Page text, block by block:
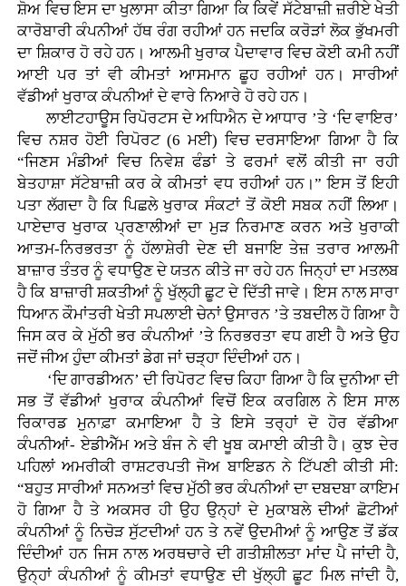
ਸ਼ੋਅ ਵਿਚ ਇਸ ਦਾ ਖੁਲਾਸਾ ਕੀਤਾ ਗਿਆ ਕਿ ਕਿਵੇਂ ਸੱਟੇਬਾਜ਼ੀ ਜ਼ਰੀਏ ਖੇਤੀ
ਕਾਰੋਬਾਰੀ ਕੰਪਨੀਆਂ ਹੱਥ ਰੰਗ ਰਹੀਆਂ ਹਨ ਜਦਕਿ ਕਰੋੜਾਂ ਲੋਕ ਭੁੱਖਮਰੀ
ਦਾ ਸ਼ਿਕਾਰ ਹੋ ਰਹੇ ਹਨ। ਆਲਮੀ ਖੁਰਾਕ ਪੈਦਾਵਾਰ ਵਿਚ ਕੋਈ ਕਮੀ ਨਹੀਂ
ਆਈ ਪਰ ਤਾਂ ਵੀ ਕੀਮਤਾਂ ਆਸਮਾਨ ਛੂਹ ਰਹੀਆਂ ਹਨ। ਸਾਰੀਆਂ
ਵੱਡੀਆਂ ਖੁਰਾਕ ਕੰਪਨੀਆਂ ਦੇ ਵਾਰੇ ਨਿਆਰੇ ਹੋ ਰਹੇ ਹਨ।
ਲਾਈਟਹਾਊਸ ਰਿਪੋਰਟਸ ਦੇ ਅਧਿਐਨ ਦੇ ਆਧਾਰ ’ਤੇ ‘ਦਿ ਵਾਇਰ’
ਵਿਚ ਨਸ਼ਰ ਹੋਈ ਰਿਪੋਰਟ (6 ਮਈ) ਵਿਚ ਦਰਸਾਇਆ ਗਿਆ ਹੈ ਕਿ
“ਜਿਣਸ ਮੰਡੀਆਂ ਵਿਚ ਨਿਵੇਸ਼ ਫੰਡਾਂ ਤੇ ਫਰਮਾਂ ਵਲੋਂ ਕੀਤੀ ਜਾ ਰਹੀ
ਬੇਤਹਾਸ਼ਾ ਸੱਟੇਬਾਜ਼ੀ ਕਰ ਕੇ ਕੀਮਤਾਂ ਵਧ ਰਹੀਆਂ ਹਨ।” ਇਸ ਤੋਂ ਇਹੀ
ਪਤਾ ਲੱਗਦਾ ਹੈ ਕਿ ਪਿਛਲੇ ਖੁਰਾਕ ਸੰਕਟਾਂ ਤੋਂ ਕੋਈ ਸਬਕ ਨਹੀਂ ਲਿਆ।
ਪਾਏਦਾਰ ਖੁਰਾਕ ਪ੍ਰਣਾਲੀਆਂ ਦਾ ਮੁੜ ਨਿਰਮਾਣ ਕਰਨ ਅਤੇ ਖੁਰਾਕੀ
ਆਤਮ-ਨਿਰਭਰਤਾ ਨੂੰ ਹੱਲਾਸ਼ੇਰੀ ਦੇਣ ਦੀ ਬਜਾਇ ਤੇਜ਼ ਤਰਾਰ ਆਲਮੀ
ਬਾਜ਼ਾਰ ਤੰਤਰ ਨੂੰ ਵਧਾਉਣ ਦੇ ਯਤਨ ਕੀਤੇ ਜਾ ਰਹੇ ਹਨ ਜਿਨ੍ਹਾਂ ਦਾ ਮਤਲਬ
ਹੈ ਕਿ ਬਾਜ਼ਾਰੀ ਸ਼ਕਤੀਆਂ ਨੂੰ ਖੁੱਲ੍ਹੀ ਛੂਟ ਦੇ ਦਿੱਤੀ ਜਾਵੇ। ਇਸ ਨਾਲ ਸਾਰਾ
ਧਿਆਨ ਕੌਮਾਂਤਰੀ ਖੇਤੀ ਸਪਲਾਈ ਚੇਨਾਂ ਉਸਾਰਨ ’ਤੇ ਤਬਦੀਲ ਹੋ ਗਿਆ ਹੈ
ਜਿਸ ਕਰ ਕੇ ਮੁੱਠੀ ਭਰ ਕੰਪਨੀਆਂ ’ਤੇ ਨਿਰਭਰਤਾ ਵਧ ਗਈ ਹੈ ਅਤੇ ਉਹ
ਜਦੋਂ ਜੀਅ ਹੁੰਦਾ ਕੀਮਤਾਂ ਡੇਗ ਜਾਂ ਚੜ੍ਹਾ ਦਿੰਦੀਆਂ ਹਨ।
‘ਦਿ ਗਾਰਡੀਅਨ’ ਦੀ ਰਿਪੋਰਟ ਵਿਚ ਕਿਹਾ ਗਿਆ ਹੈ ਕਿ ਦੁਨੀਆ ਦੀ
ਸਭ ਤੋਂ ਵੱਡੀਆਂ ਖੁਰਾਕ ਕੰਪਨੀਆਂ ਵਿਚੋਂ ਇਕ ਕਰਗਿਲ ਨੇ ਇਸ ਸਾਲ
ਰਿਕਾਰਡ ਮੁਨਾਫ਼ਾ ਕਮਾਇਆ ਹੈ ਤੇ ਇਸੇ ਤਰ੍ਹਾਂ ਦੋ ਹੋਰ ਵੱਡੀਆ
ਕੰਪਨੀਆਂ- ਏਡੀਐੱਮ ਅਤੇ ਬੰਜ ਨੇ ਵੀ ਖੂਬ ਕਮਾਈ ਕੀਤੀ ਹੈ। ਕੁਝ ਦੇਰ
ਪਹਿਲਾਂ ਅਮਰੀਕੀ ਰਾਸ਼ਟਰਪਤੀ ਜੋਅ ਬਾਇਡਨ ਨੇ ਟਿੱਪਣੀ ਕੀਤੀ ਸੀ:
“ਬਹੁਤ ਸਾਰੀਆਂ ਸਨਅਤਾਂ ਵਿਚ ਮੁੱਠੀ ਭਰ ਕੰਪਨੀਆਂ ਦਾ ਦਬਦਬਾ ਕਾਇਮ
ਹੋ ਗਿਆ ਹੈ ਤੇ ਅਕਸਰ ਹੀ ਉਹ ਉਨ੍ਹਾਂ ਦੇ ਮੁਕਾਬਲੇ ਦੀਆਂ ਛੋਟੀਆਂ
ਕੰਪਨੀਆਂ ਨੂੰ ਨਿਚੋੜ ਸੁੱਟਦੀਆਂ ਹਨ ਤੇ ਨਵੇਂ ਉਦਮੀਆਂ ਨੂੰ ਆਉਣ ਤੋਂ ਡੱਕ
ਦਿੰਦੀਆਂ ਹਨ ਜਿਸ ਨਾਲ ਅਰਥਚਾਰੇ ਦੀ ਗਤੀਸ਼ੀਲਤਾ ਮਾਂਦ ਪੈ ਜਾਂਦੀ ਹੈ,
ਉਨ੍ਹਾਂ ਕੰਪਨੀਆਂ ਨੂੰ ਕੀਮਤਾਂ ਵਧਾਉਣ ਦੀ ਖੁੱਲ੍ਹੀ ਛੂਟ ਮਿਲ ਜਾਂਦੀ ਹੈ,